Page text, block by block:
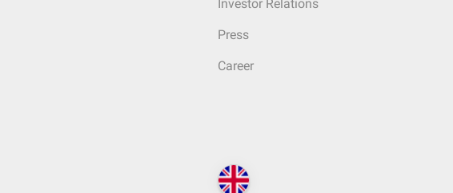
Investor Relations
Press
Career